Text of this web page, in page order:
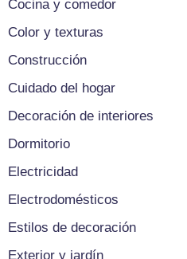
Cocina y comedor
Color y texturas
Construcción
Cuidado del hogar
Decoración de interiores
Dormitorio
Electricidad
Electrodomésticos
Estilos de decoración
Exterior y jardín